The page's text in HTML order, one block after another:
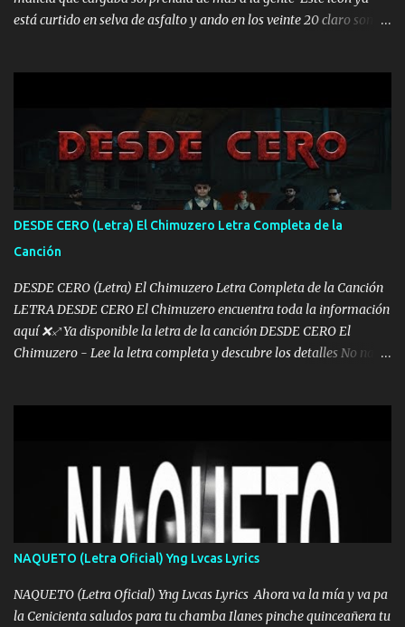
está curtido en selva de asfalto y ando en los veinte 20 claro son
pa más pues hay charola les voy a dar hasta topar pues no hay de
otra Música Surcando bien mi camino voy por mi línea no veo a
los lados aquel que no corre vuela no se me duerm voy chicoteado
Ya pasé varias hazañas ya tienen rato que me agarran el colmillo
de este León los estatales no sé esperaron Al tiro esta la PrimiZa
también la nueve que cargo al lado doy la mano al que su amigo y
al traicionero damos pa abajo Y No me paran aquí hay pa más
pues hay charola les voy a dar hasta topar pues no hay de otra...
DESDE CERO (Letra) El Chimuzero Letra Completa de la
Canción
DESDE CERO (Letra) El Chimuzero Letra Completa de la Canción
LETRA DESDE CERO El Chimuzero encuentra toda la información
aquí ❌♐ Ya disponible la letra de la canción DESDE CERO El
Chimuzero - Lee la letra completa y descubre los detalles No nací
❌ www.elnorteduro.com ❌ Yo No limito los Sueños , si no existe
Uno pues Hallamos Modos , Si me caigo me Levanto, Aprendo Del
Error Y me sacudo El Lodo ❌ www.elnorteduro.com ❌ El Dinero
No me falta Pero Tampoco me Estorba , Por Eso Manejo Todo
Bien Regido Por mis Normas . Aquí no Se Sufre de Ego vengo Desde
Abajo y me costó subir Fue Con Trabajo Y Esfuerzo, Nada es
Regalado Me Super Invertir A Mí lado Una Princesa que A pesar de
Todo Siempre a estado ahí . Hecho pa...
NAQUETO (Letra Oficial) Yng Lvcas Lyrics
NAQUETO (Letra Oficial) Yng Lvcas Lyrics Ahora va la mía y va pa
la Cenicienta saludos para tu chamba Ilanes pinche quinceañera tu